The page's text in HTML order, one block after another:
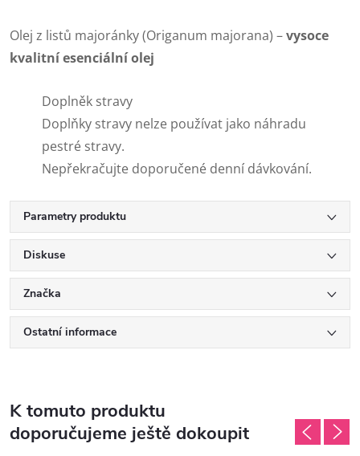
Olej z listů majoránky (Origanum majorana) –vysoce
kvalitní esenciální olej
Doplněk stravy
Doplňky stravy nelze používat jako náhradu
pestré stravy.
Nepřekračujte doporučené denní dávkování.
Parametry produktu
Diskuse
Značka
Ostatní informace
K tomuto produktu
doporučujeme ještě dokoupit